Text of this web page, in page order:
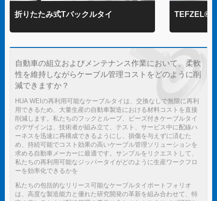
折りたたみ式Tバックルタイ TEFZEL®
自動車の組立およびメンテナンス作業において、柔軟
性を維持しながらケーブル管理コストをどのように削
減できますか？
HUA WEIの再利用可能なケーブルタイは、交換なしで無限に再利
用できるため、大量生産の自動車製造における材料コストを直接
削減します。私たちのフックとループ、ビーズ付きケーブルタイ
のデザインは、技術者が組み立て、テスト、サービス中に配線ハ
ーネスを迅速に再構成できるようにし、損傷を与えずに済むた
め、持続可能でコスト効果の高いケーブル管理ソリューションを
求める自動車メーカーに最適です。サンプルをリクエストして、
私たちの再利用可能なジッパータイがどのように生産ワークフロ
ーを効率化できるかを
私たちの包括的なリリース可能なケーブルタイポートフォリオ
は、高度な製造能力と優れた研究開発の革新を組み合わせて、特